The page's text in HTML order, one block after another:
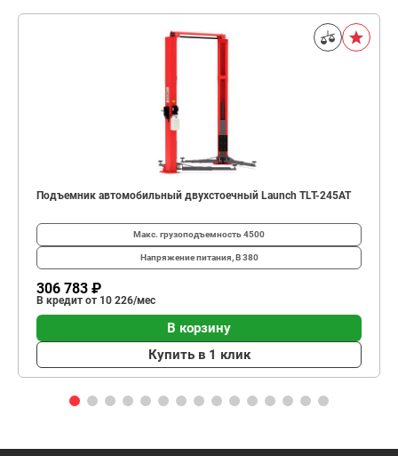
Подъемник автомобильный двухстоечный Launch TLT-245AT
Макс. грузоподъемность4500
Напряжение питания, В380
306 783 ₽
В кредит от 10 226/мес
В корзину
Купить в 1 клик